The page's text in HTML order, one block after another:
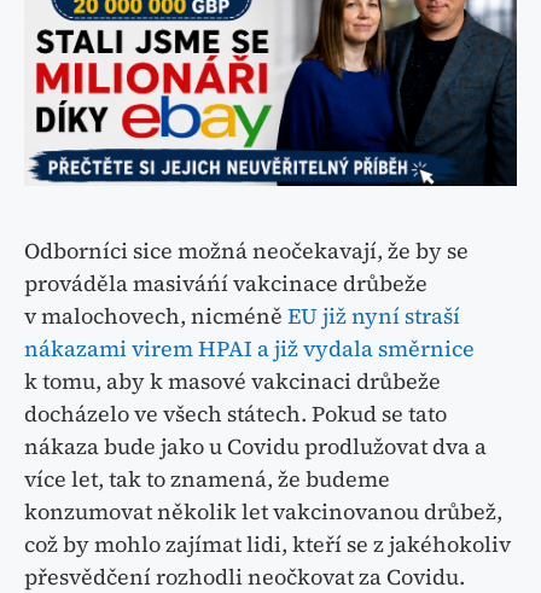
Odborníci sice možná neočekavají, že by se
prováděla masiváńí vakcinace drůbeže
v malochovech, nicméně EU již nyní straší
nákazami virem HPAI a již vydala směrnice
k tomu, aby k masové vakcinaci drůbeže
docházelo ve všech státech. Pokud se tato
nákaza bude jako u Covidu prodlužovat dva a
více let, tak to znamená, že budeme
konzumovat několik let vakcinovanou drůbež,
což by mohlo zajímat lidi, kteří se z jakéhokoliv
přesvědčení rozhodli neočkovat za Covidu.